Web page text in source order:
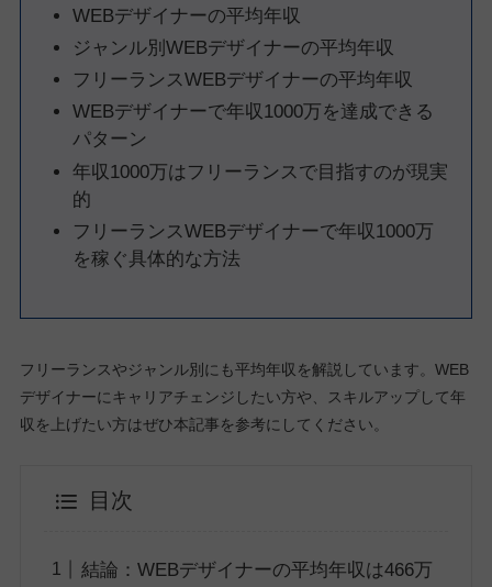
WEBデザイナーの平均年収
ジャンル別WEBデザイナーの平均年収
フリーランスWEBデザイナーの平均年収
WEBデザイナーで年収1000万を達成できる
パターン
年収1000万はフリーランスで目指すのが現実
的
フリーランスWEBデザイナーで年収1000万
を稼ぐ具体的な方法
フリーランスやジャンル別にも平均年収を解説しています。WEB
デザイナーにキャリアチェンジしたい方や、スキルアップして年
収を上げたい方はぜひ本記事を参考にしてください。
目次
結論：WEBデザイナーの平均年収は466万